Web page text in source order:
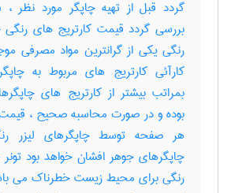
گردد قبل از تهیه چاپگر مورد
بررسی گردد قیمت کارتریج های رنگی
رنگی یکی از گرانترین مواد مصرفی
کارآئی کارتریج های مربوط به
بمراتب بیشتر از کارتریج های
بوده و در صورت محاسبه صحیح ،
هر صفحه توسط چاپگرهای لیزر
چاپگرهای جوهر افشان خواهد بود
رنگی برای محیط زیست خطرناک می